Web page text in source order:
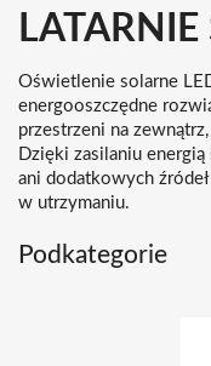
Oświetlenie solarne
energooszczędne
przestrzeni na
Dzięki zasilaniu
ani dodatkowych
w utrzymaniu.
Podkategorie